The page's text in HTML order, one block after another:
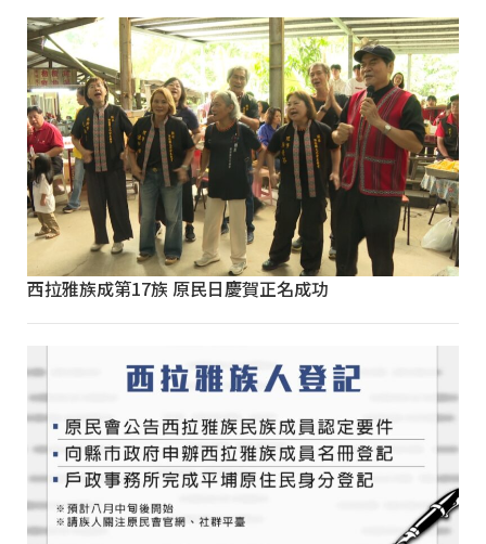
西拉雅族成第17族 原民日慶賀正名成功